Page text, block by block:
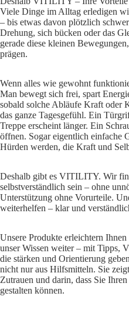
Viele Dinge im Alltag erledigen
– bis etwas davon plötzlich
Drehung, sich bücken oder das
gerade diese kleinen
prägen.
Wenn alles wie gewohnt
Man bewegt sich frei, spart
sobald solche Abläufe Kraft oder
das ganze Tagesgefühl. Ein
Treppe erscheint länger. Ein
öffnen. Sogar eigentlich einfache
Hürden werden, die Kraft und
Deshalb gibt es VITILITY. Wir
selbstverständlich sein – ohne
Unterstützung ohne Vorurteile.
weiterhelfen – klar und
Unsere Produkte erleichtern
unser Wissen weiter – mit Tipps,
die stärken und Orientierung
nicht nur aus Hilfsmitteln. Sie
Zutrauen und darin, dass Sie
gestalten können.